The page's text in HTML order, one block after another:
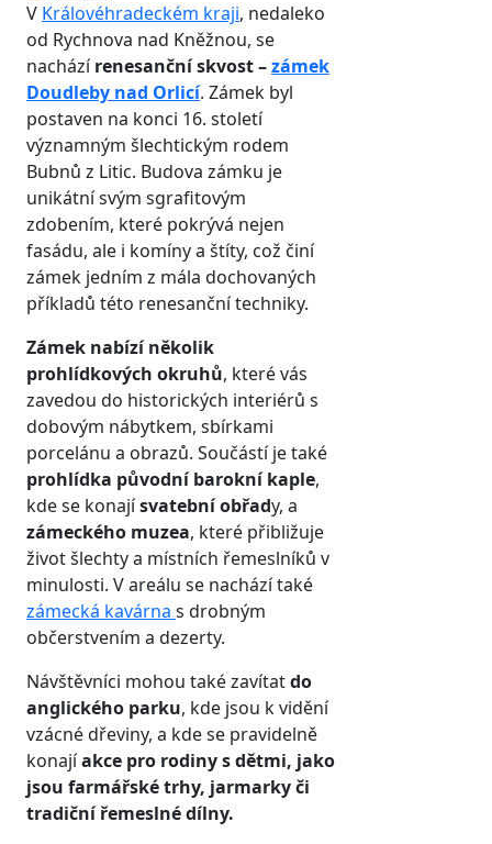
V Královéhradeckém kraji, nedaleko
od Rychnova nad Kněžnou, se
nacházírenesanční skvost –zámek
Doudleby nad Orlicí. Zámek byl
postaven na konci 16. století
významným šlechtickým rodem
Bubnů z Litic. Budova zámku je
unikátní svým sgrafitovým
zdobením, které pokrývá nejen
fasádu, ale i komíny a štíty, což činí
zámek jedním z mála dochovaných
příkladů této renesanční techniky.
Zámek nabízí několik
prohlídkových okruhů, které vás
zavedou do historických interiérů s
dobovým nábytkem, sbírkami
porcelánu a obrazů. Součástí je také
prohlídka původní barokní kaple,
kde se konajísvatební obřady, a
zámeckého muzea, které přibližuje
život šlechty a místních řemeslníků v
minulosti. V areálu se nachází také
zámecká kavárna s drobným
občerstvením a dezerty.
Návštěvníci mohou také zavítatdo
anglického parku, kde jsou k vidění
vzácné dřeviny, a kde se pravidelně
konajíakce pro rodiny s dětmi, jako
jsou farmářské trhy, jarmarky či
tradiční řemeslné dílny.